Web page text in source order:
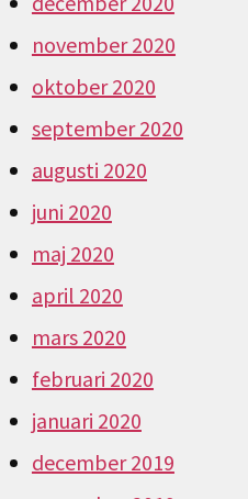
november 2020
oktober 2020
september 2020
augusti 2020
juni 2020
maj 2020
april 2020
mars 2020
februari 2020
januari 2020
december 2019